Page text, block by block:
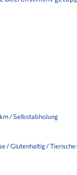
/ Selbstabholung
/ Glutenhaltig / Tierische